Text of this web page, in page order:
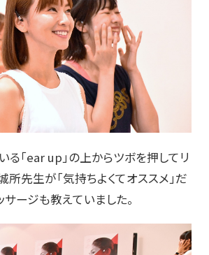
る「ear up」の上からツボを押してリ
所先生が「気持ちよくてオススメ」だ
サージも教えていました。